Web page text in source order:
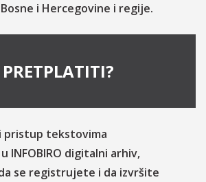
i Hercegovine i regije.
pristup tekstovima
INFOBIRO digitalni arhiv,
se registrujete i da izvršite